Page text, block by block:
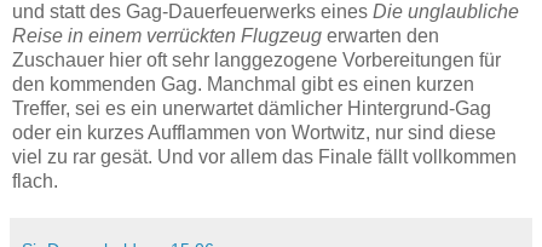
und statt des Gag-Dauerfeuerwerks eines Die unglaubliche
Reise in einem verrückten Flugzeug erwarten den
Zuschauer hier oft sehr langgezogene Vorbereitungen für
den kommenden Gag. Manchmal gibt es einen kurzen
Treffer, sei es ein unerwartet dämlicher Hintergrund-Gag
oder ein kurzes Aufflammen von Wortwitz, nur sind diese
viel zu rar gesät. Und vor allem das Finale fällt vollkommen
flach.